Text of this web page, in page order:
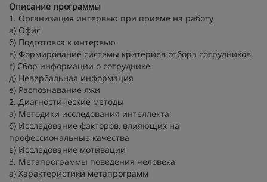
Описание программы
1. Организация интервью при приеме на работу
а) Офис
б) Подготовка к интервью
в) Формирование системы критериев отбора сотрудников
г) Сбор информации о сотруднике
д) Невербальная информация
е) Распознавание лжи
2. Диагностические методы
а) Методики исследования интеллекта
б) Исследование факторов, влияющих на
профессиональные качества
в) Исследование мотивации
3. Метапрограммы поведения человека
а) Характеристики метапрограмм